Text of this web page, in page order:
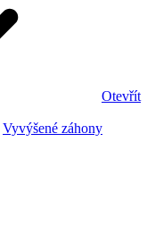
Otevřít
Vyvýšené záhony